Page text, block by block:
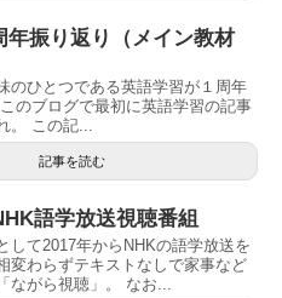
年振り返り（メイン教材
のひとつである英語学習が１周年
のブログで最初に英語学習の記事
。 この記...
記事を読む
語学放送視聴番組
して2017年からNHKの語学放送を
変わらずテキストなしで家事など
ながら視聴」。 なお...